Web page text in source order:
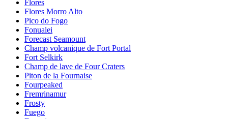
Flores
Flores Morro Alto
Pico do Fogo
Fonualei
Forecast Seamount
Champ volcanique de Fort Portal
Fort Selkirk
Champ de lave de Four Craters
Piton de la Fournaise
Fourpeaked
Fremrinamur
Frosty
Fuego